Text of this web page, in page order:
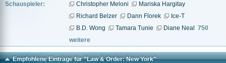
Schauspieler:
Christopher Meloni
Mariska Hargitay
Richard Belzer
Dann Florek
Ice-T
B.D. Wong
Tamara Tunie Diane Neal
750
weitere
Empfohlene Einträge für "Law & Order: New York"